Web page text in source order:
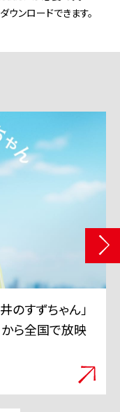
ンロードできます。
した